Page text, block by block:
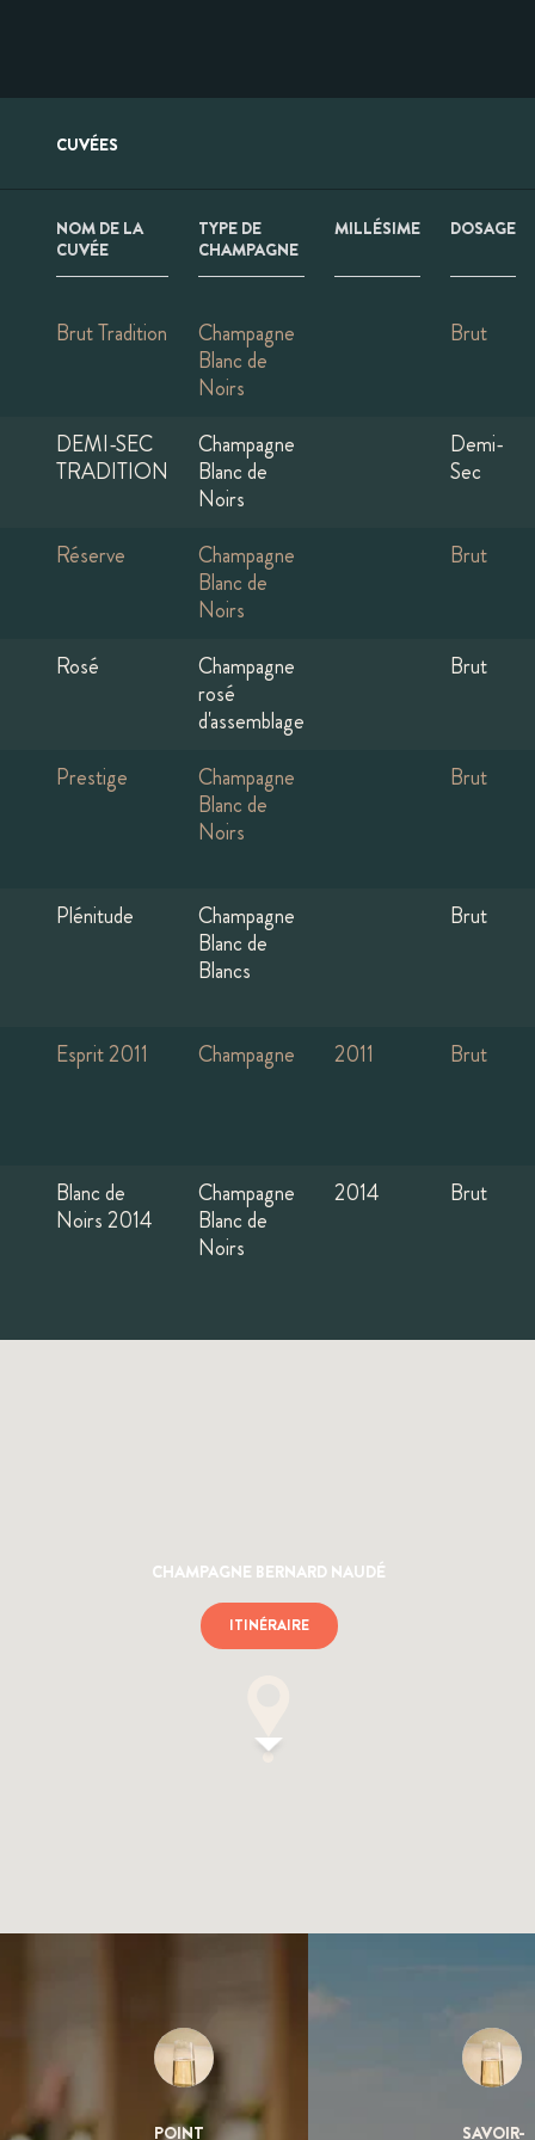
CUVÉES
NOM DE LA
CUVÉE
TYPE DE
CHAMPAGNE
MILLÉSIME DOSAGE
Brut Tradition
Champagne
Blanc de
Noirs
Brut
DEMI-SEC
TRADITION
Champagne
Blanc de
Noirs
Demi-
Sec
Réserve
Champagne
Blanc de
Noirs
Brut
Rosé
Champagne
rosé
d'assemblage
Brut
Prestige
Champagne
Blanc de
Noirs
Brut
Plénitude
Champagne
Blanc de
Blancs
Brut
Esprit 2011 Champagne 2011 Brut
Blanc de
Noirs 2014
Champagne
Blanc de
Noirs
2014 Brut
CHAMPAGNE BERNARD NAUDÉ
ITINÉRAIRE
POINT
SAVOIR-